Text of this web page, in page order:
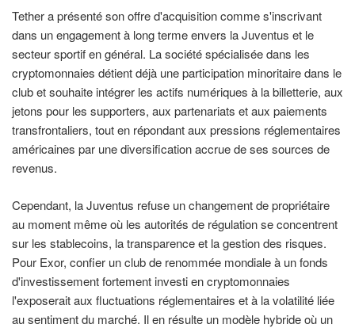
Tether a présenté son offre d'acquisition comme s'inscrivant
dans un engagement à long terme envers la Juventus et le
secteur sportif en général. La société spécialisée dans les
cryptomonnaies détient déjà une participation minoritaire dans le
club et souhaite intégrer les actifs numériques à la billetterie, aux
jetons pour les supporters, aux partenariats et aux paiements
transfrontaliers, tout en répondant aux pressions réglementaires
américaines par une diversification accrue de ses sources de
revenus.
Cependant, la Juventus refuse un changement de propriétaire
au moment même où les autorités de régulation se concentrent
sur les stablecoins, la transparence et la gestion des risques.
Pour Exor, confier un club de renommée mondiale à un fonds
d'investissement fortement investi en cryptomonnaies
l'exposerait aux fluctuations réglementaires et à la volatilité liée
au sentiment du marché. Il en résulte un modèle hybride où un